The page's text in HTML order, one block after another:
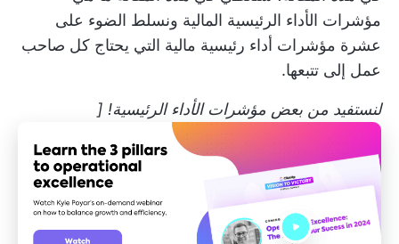
مؤشرات الأداء الرئيسية المالية ونسلط الضوء على
عشرة مؤشرات أداء رئيسية مالية التي يحتاج كل صاحب
عمل إلى تتبعها.
لنستفيد من بعض مؤشرات الأداء الرئيسية! [